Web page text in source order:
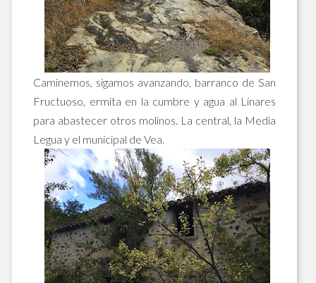
Caminemos, sigamos avanzando, barranco de San
Fructuoso, ermita en la cumbre y agua al Linares
para abastecer otros molinos. La central, la Media
Legua y el municipal de Vea.